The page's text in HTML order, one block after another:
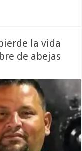
la vida
de abejas